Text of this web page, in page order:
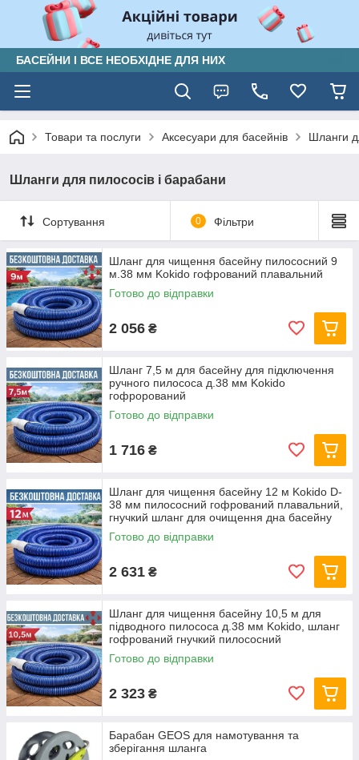
БАСЕЙНИ І ВСЕ НЕОБХІДНЕ ДЛЯ НИХ
Товари та послуги Аксесуари для басейнів Шланги
Шланги для пилососів і барабани
Сортування 0 Фільтри
Шланг для чищення басейну пилососний 9
м.38 мм Kokido гофрований плавальний
Готово до відправки
2 056 ₴
Шланг 7,5 м для басейну для підключення
ручного пилососа д.38 мм Kokido
гофрорований
Готово до відправки
1 716 ₴
Шланг для чищення басейну 12 м Kokido D-
38 мм пилососний гофрований плавальний,
гнучкий шланг для очищення дна басейну
Готово до відправки
2 631 ₴
Шланг для чищення басейну 10,5 м для
підводного пилососа д.38 мм Kokido, шланг
гофрований гнучкий пилососний
плавальний
Готово до відправки
2 323 ₴
Барабан GEOS для намотування та
зберігання шланга